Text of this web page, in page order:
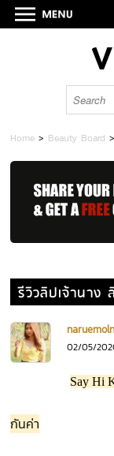
Home > Beauty Board
รีวิวลิปเจ้านาง
02/05/
Say Hi
กันค่า